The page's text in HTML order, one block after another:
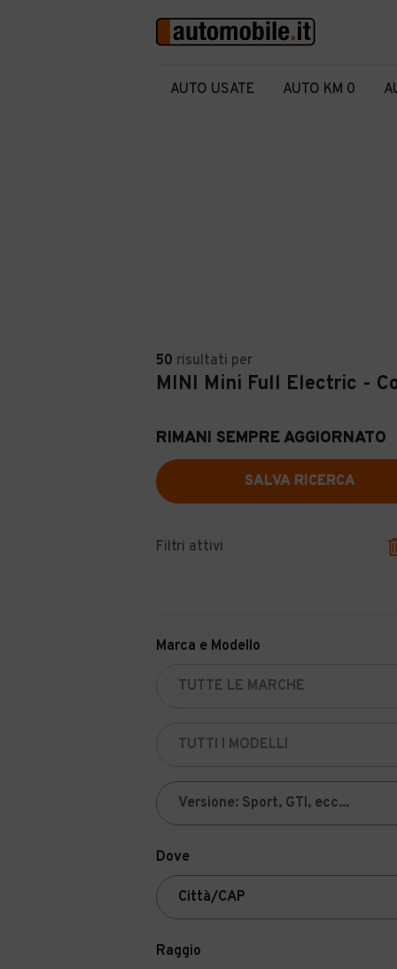
AUTO USATE AUTO KM 0
50 risultati per
MINI Mini Full Electric -
RIMANI SEMPRE AGGIORNATO
SALVA RICERCA
Filtri attivi
Marca e Modello
Dove
Raggio